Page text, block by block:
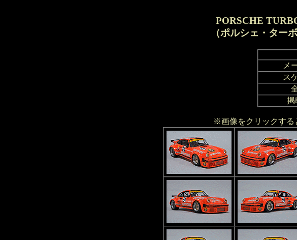
PORSCHE
（ポルシェ・ター
メ
ス
掲
※画像をクリックする